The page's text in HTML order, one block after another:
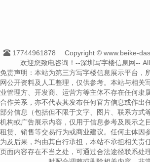
17744961878
Copyright © www.beike-
欢迎您致电咨询！--深圳写字楼信息网--
免责声明：本站为第三方写字楼信息展示平台，
网公开资料及人工整理，仅供参考。本站与相关
业管理方、开发商、运营方等主体不存在任何隶
合作关系，亦不代表其发布任何官方信息或作出
部分信息（包括但不限于文字、图片、联系方式
机构或广告展示内容，仅用于信息参考及展示之
租赁、销售等交易行为或商业建议。任何主体因
为及后果，均由其自行承担，本站不承担相关责
页面内容存在不当之处，可通过合法途径联系处